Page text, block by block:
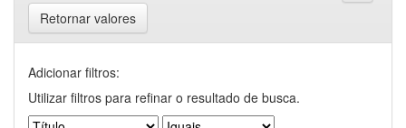
Retornar valores
Adicionar filtros:
Utilizar filtros para refinar o resultado de busca.